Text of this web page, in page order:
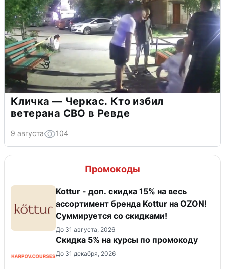
Кличка — Черкас. Кто избил
ветерана СВО в Ревде
9 августа 104
Промокоды
Kottur - доп. скидка 15% на весь
ассортимент бренда Kottur на OZON!
Суммируется со скидками!
До 31 августа, 2026
Скидка 5% на курсы по промокоду
До 31 декабря, 2026